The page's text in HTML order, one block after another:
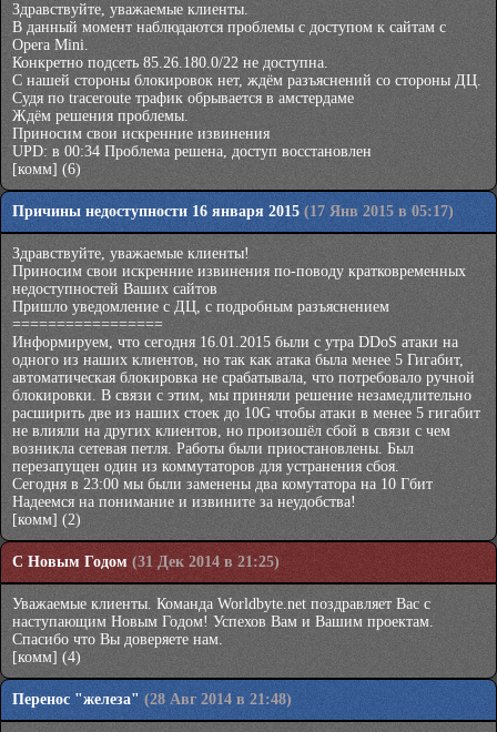
Здравствуйте, уважаемые клиенты.
В данный момент наблюдаются проблемы с доступом к сайтам с
Opera Mini.
Конкретно подсеть 85.26.180.0/22 не доступна.
С нашей стороны блокировок нет, ждём разъяснений со стороны ДЦ.
Судя по traceroute трафик обрывается в амстердаме
Ждём решения проблемы.
Приносим свои искренние извинения
UPD: в 00:34 Проблема решена, доступ восстановлен
[комм] (6)
Причины недоступности 16 января 2015 (17 Янв 2015 в 05:17)
Здравствуйте, уважаемые клиенты!
Приносим свои искренние извинения по-поводу кратковременных
недоступностей Ваших сайтов
Пришло уведомление с ДЦ, с подробным разъяснением
=================
Информируем, что сегодня 16.01.2015 были с утра DDoS атаки на
одного из наших клиентов, но так как атака была менее 5 Гигабит,
автоматическая блокировка не срабатывала, что потребовало ручной
блокировки. В связи с этим, мы приняли решение незамедлительно
расширить две из наших стоек до 10G чтобы атаки в менее 5 гигабит
не влияли на других клиентов, но произошёл сбой в связи с чем
возникла сетевая петля. Работы были приостановлены. Был
перезапущен один из коммутаторов для устранения сбоя.
Сегодня в 23:00 мы были заменены два комутатора на 10 Гбит
Надеемся на понимание и извините за неудобства!
[комм] (2)
С Новым Годом (31 Дек 2014 в 21:25)
Уважаемые клиенты. Команда Worldbyte.net поздравляет Вас с
наступающим Новым Годом! Успехов Вам и Вашим проектам.
Спасибо что Вы доверяете нам.
[комм] (4)
Перенос "железа" (28 Авг 2014 в 21:48)